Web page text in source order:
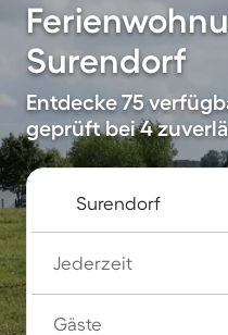
Surendorf
Entdecke 75
geprüft bei 4
Jederzeit
Gäste